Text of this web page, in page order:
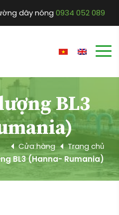
dây nóng 0934 052 089
BL3
Trang chủ
Cửa hàng
BL3 (Hanna- Rumania)